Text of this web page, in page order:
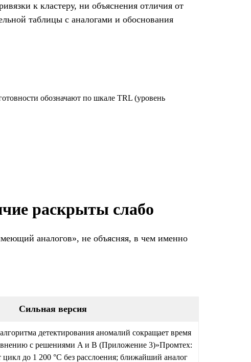
к кластеру, ни объяснения отличия от
таблицы с аналогами и обоснования
обозначают по шкале TRL (уровень
раскрыты слабо
аналогов», не объясняя, в чем именно
Сильная версия
детектирования аномалий сокращает время
с решениями A и B (Приложение 3)»Промтех:
до 1 200 °C без расслоения; ближайший аналог